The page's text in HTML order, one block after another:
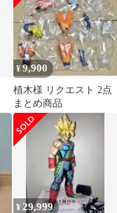
¥9,900
植木様 リクエスト 2点
まとめ商品
¥ 29,999